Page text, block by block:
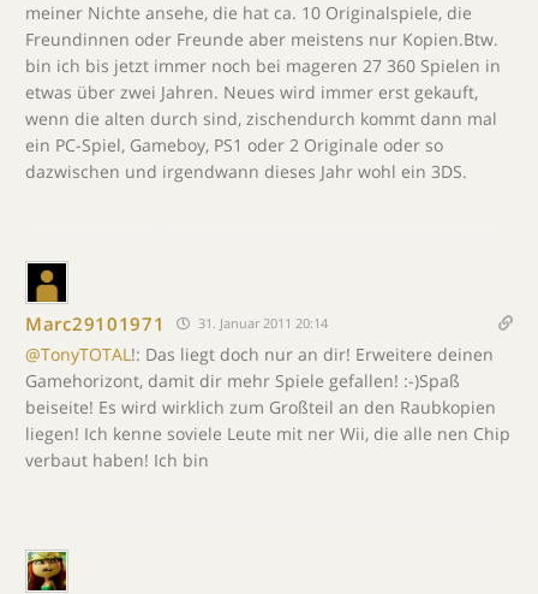
meiner Nichte ansehe, die hat ca. 10 Originalspiele, die
Freundinnen oder Freunde aber meistens nur Kopien.Btw.
bin ich bis jetzt immer noch bei mageren 27 360 Spielen in
etwas über zwei Jahren. Neues wird immer erst gekauft,
wenn die alten durch sind, zischendurch kommt dann mal
ein PC-Spiel, Gameboy, PS1 oder 2 Originale oder so
dazwischen und irgendwann dieses Jahr wohl ein 3DS.
Marc29101971 31. Januar 2011 20:14
@TonyTOTAL!: Das liegt doch nur an dir! Erweitere deinen
Gamehorizont, damit dir mehr Spiele gefallen! :-)Spaß
beiseite! Es wird wirklich zum Großteil an den Raubkopien
liegen! Ich kenne soviele Leute mit ner Wii, die alle nen Chip
verbaut haben! Ich bin